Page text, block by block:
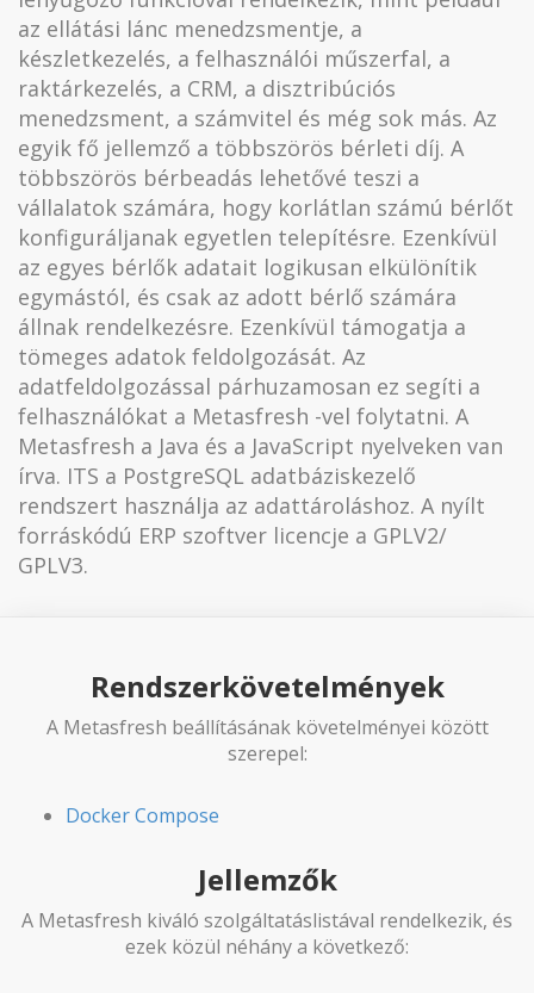
az ellátási lánc menedzsmentje, a
készletkezelés, a felhasználói műszerfal, a
raktárkezelés, a CRM, a disztribúciós
menedzsment, a számvitel és még sok más. Az
egyik fő jellemző a többszörös bérleti díj. A
többszörös bérbeadás lehetővé teszi a
vállalatok számára, hogy korlátlan számú bérlőt
konfiguráljanak egyetlen telepítésre. Ezenkívül
az egyes bérlők adatait logikusan elkülönítik
egymástól, és csak az adott bérlő számára
állnak rendelkezésre. Ezenkívül támogatja a
tömeges adatok feldolgozását. Az
adatfeldolgozással párhuzamosan ez segíti a
felhasználókat a Metasfresh -vel folytatni. A
Metasfresh a Java és a JavaScript nyelveken van
írva. ITS a PostgreSQL adatbáziskezelő
rendszert használja az adattároláshoz. A nyílt
forráskódú ERP szoftver licencje a GPLV2/
GPLV3.
Rendszerkövetelmények
A Metasfresh beállításának követelményei között
szerepel:
Docker Compose
Jellemzők
A Metasfresh kiváló szolgáltatáslistával rendelkezik, és
ezek közül néhány a következő: